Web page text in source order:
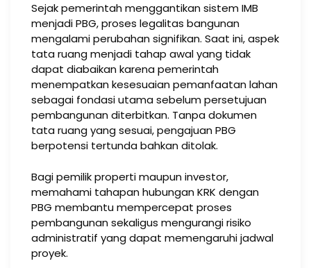
Sejak pemerintah menggantikan sistem IMB
menjadi PBG, proses legalitas bangunan
mengalami perubahan signifikan. Saat ini, aspek
tata ruang menjadi tahap awal yang tidak
dapat diabaikan karena pemerintah
menempatkan kesesuaian pemanfaatan lahan
sebagai fondasi utama sebelum persetujuan
pembangunan diterbitkan. Tanpa dokumen
tata ruang yang sesuai, pengajuan PBG
berpotensi tertunda bahkan ditolak.
Bagi pemilik properti maupun investor,
memahami tahapan hubungan KRK dengan
PBG membantu mempercepat proses
pembangunan sekaligus mengurangi risiko
administratif yang dapat memengaruhi jadwal
proyek.